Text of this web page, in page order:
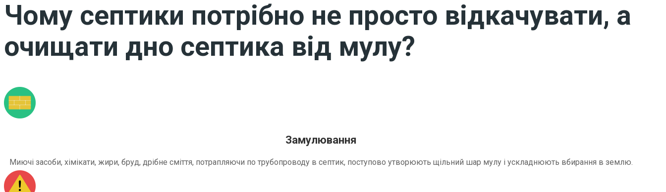
Чому септики потрібно не просто відкачувати, а
очищати дно септика від мулу?
Замулювання
Миючі засоби, хімікати, жири, бруд, дрібне сміття, потрапляючи по трубопроводу в септик, поступово утворюють щільний шар мулу і ускладнюють вбирання в землю.